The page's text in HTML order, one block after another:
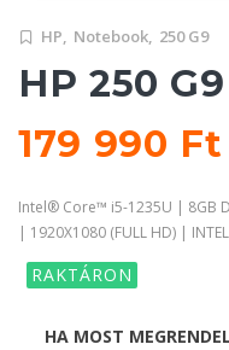
HP, Notebook, 250 G9
HP 250
179 990
Intel® Core™ i5-1235U | 8GB
| 1920X1080 (FULL HD) |
RAKTÁRON
HA MOST